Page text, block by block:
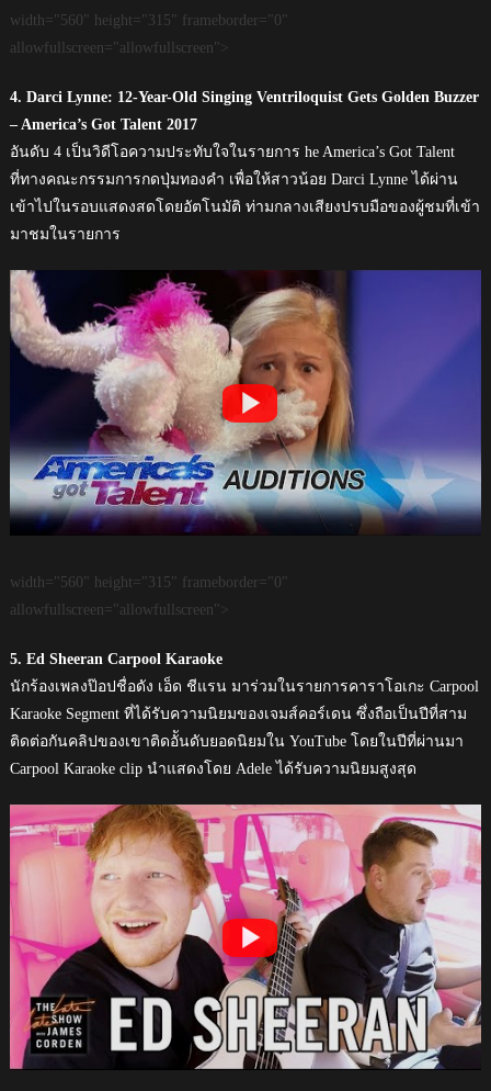
width="560" height="315" frameborder="0"
allowfullscreen="allowfullscreen">
4. Darci Lynne: 12-Year-Old Singing Ventriloquist Gets Golden Buzzer
– America’s Got Talent 2017
อันดับ 4 เป็นวิดีโอความประทับใจในรายการ he America’s Got Talent
ที่ทางคณะกรรมการกดปุ่มทองคำ เพื่อให้สาวน้อย Darci Lynne ได้ผ่าน
เข้าไปในรอบแสดงสดโดยอัตโนมัติ ท่ามกลางเสียงปรบมือของผู้ชมที่เข้า
มาชมในรายการ
width="560" height="315" frameborder="0"
allowfullscreen="allowfullscreen">
5. Ed Sheeran Carpool Karaoke
นักร้องเพลงป๊อปชื่อดัง เอ็ด ชีแรน มาร่วมในรายการคาราโอเกะ Carpool
Karaoke Segment ที่ได้รับความนิยมของเจมส์คอร์เดน ซึ่งถือเป็นปีที่สาม
ติดต่อกันคลิปของเขาติดอัันดับยอดนิยมใน YouTube โดยในปีที่ผ่านมา
Carpool Karaoke clip นำแสดงโดย Adele ได้รับความนิยมสูงสุด